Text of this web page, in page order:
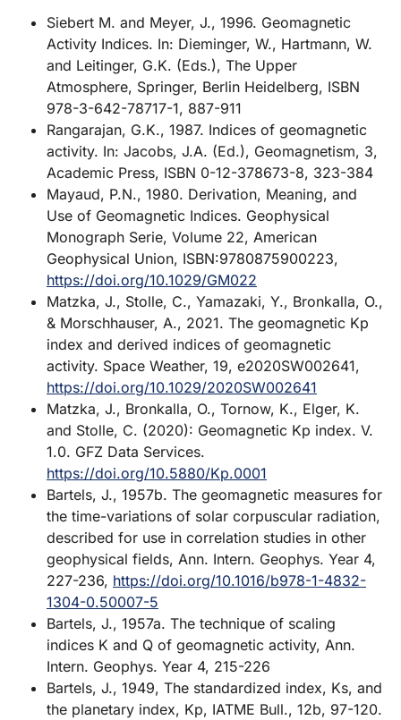
Siebert M. and Meyer, J., 1996. Geomagnetic
Activity Indices. In: Dieminger, W., Hartmann, W.
and Leitinger, G.K. (Eds.), The Upper
Atmosphere, Springer, Berlin Heidelberg, ISBN
978-3-642-78717-1, 887-911
Rangarajan, G.K., 1987. Indices of geomagnetic
activity. In: Jacobs, J.A. (Ed.), Geomagnetism, 3,
Academic Press, ISBN 0-12-378673-8, 323-384
Mayaud, P.N., 1980. Derivation, Meaning, and
Use of Geomagnetic Indices. Geophysical
Monograph Serie, Volume 22, American
Geophysical Union, ISBN:9780875900223,
https://doi.org/10.1029/GM022
Matzka, J., Stolle, C., Yamazaki, Y., Bronkalla, O.,
& Morschhauser, A., 2021. The geomagnetic Kp
index and derived indices of geomagnetic
activity. Space Weather, 19, e2020SW002641,
https://doi.org/10.1029/2020SW002641
Matzka, J., Bronkalla, O., Tornow, K., Elger, K.
and Stolle, C. (2020): Geomagnetic Kp index. V.
1.0. GFZ Data Services.
https://doi.org/10.5880/Kp.0001
Bartels, J., 1957b. The geomagnetic measures for
the time-variations of solar corpuscular radiation,
described for use in correlation studies in other
geophysical fields, Ann. Intern. Geophys. Year 4,
227-236, https://doi.org/10.1016/b978-1-4832-
1304-0.50007-5
Bartels, J., 1957a. The technique of scaling
indices K and Q of geomagnetic activity, Ann.
Intern. Geophys. Year 4, 215-226
Bartels, J., 1949, The standardized index, Ks, and
the planetary index, Kp, IATME Bull., 12b, 97-120.